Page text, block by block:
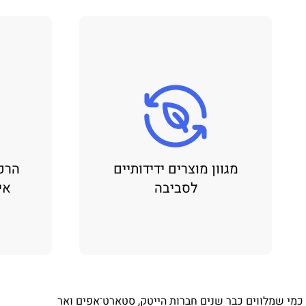
מגוון מוצרים ידידותיים
לסביבה
⁨ כמי שמלווים כבר שנים חברות הייטק, סטארט־אפים ואר